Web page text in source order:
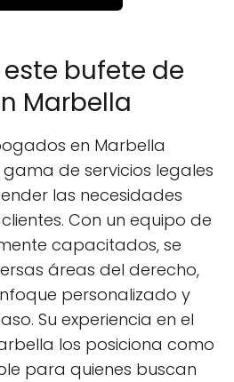
bufete de
Marbella
en Marbella
de servicios legales
las necesidades
Con un equipo de
capacitados, se
áreas del derecho,
personalizado y
Su experiencia en el
los posiciona como
para quienes buscan